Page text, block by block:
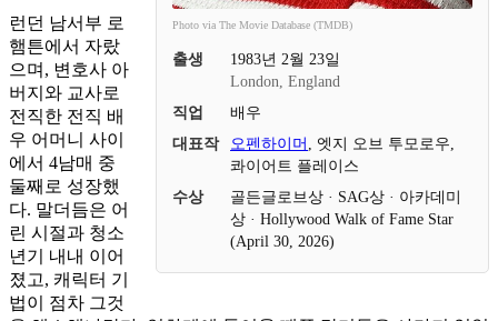
Photo via The Movie Database (TMDB)
출생
1983년 2월 23일
London, England
직업
배우
대표작
오펜하이머
, 엣지 오브 투모로우,
콰이어트 플레이스
수상
골든글로브상 · SAG상 · 아카데미
상 · Hollywood Walk of Fame Star
(April 30, 2026)
런던 남서부 로
햄튼에서 자랐
으며, 변호사 아
버지와 교사로
전직한 전직 배
우 어머니 사이
에서 4남매 중
둘째로 성장했
다. 말더듬은 어
린 시절과 청소
년기 내내 이어
졌고, 캐릭터 기
법이 점차 그것